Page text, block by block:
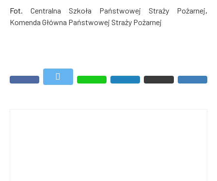
Fot. Centralna Szkoła Państwowej Straży Pożarnej,
Komenda Główna Państwowej Straży Pożarnej